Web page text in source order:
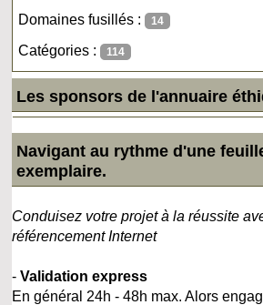
Domaines fusillés : 14
Catégories : 114
Les sponsors de l'annuaire
Navigant au rythme d'une
exemplaire.
Conduisez votre projet à la réussite
référencement Internet
-Validation express
En général 24h - 48h max. Alors